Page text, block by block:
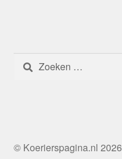
Zoeken
naar:
© Koerierspagina.nl 2026